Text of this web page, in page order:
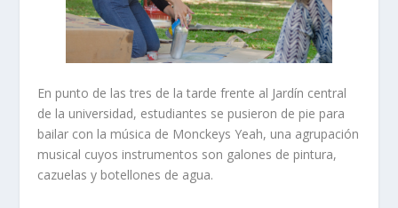
En punto de las tres de la tarde frente al Jardín central
de la universidad, estudiantes se pusieron de pie para
bailar con la música de Monckeys Yeah, una agrupación
musical cuyos instrumentos son galones de pintura,
cazuelas y botellones de agua.